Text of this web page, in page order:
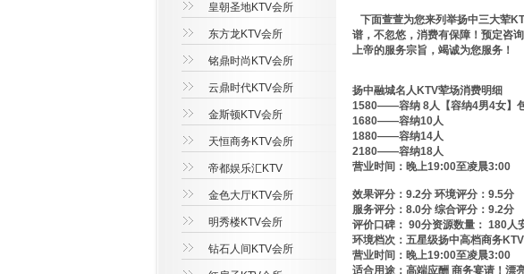
皇朝圣地KTV会所
东方龙KTV会所
铭鼎时尚KTV会所
云鼎时代KTV会所
金斯顿KTV会所
天恒商务KTV会所
帝都娱乐汇KTV
金色大厅KTV会所
明秀楼KTV会所
钻石人间KTV会所
下面萱萱为您来列举扬中三大荤
谱，不忽悠，消费有保障！预定咨
上帝的服务宗旨，竭诚为您服务！
扬中融城名人KTV荤场消费明细
1580——容纳 8人【容纳4男4女】
1680——容纳10人
1880——容纳14人
2180——容纳18人
营业时间：晚上19:00至凌晨3:00
效果评分：9.2分 环境评分：9.5分
服务评分：8.0分 综合评分：9.2分
评价口碑： 90分资源数量： 180人
环境档次：五星级扬中高档商务
营业时间：晚上19:00至凌晨3:00
适合用途：高端应酬 商务宴请！漂